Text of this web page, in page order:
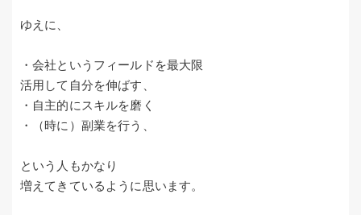
ゆえに、
・会社というフィールドを最大限
活用して自分を伸ばす、
・自主的にスキルを磨く
・（時に）副業を行う、
という人もかなり
増えてきているように思います。